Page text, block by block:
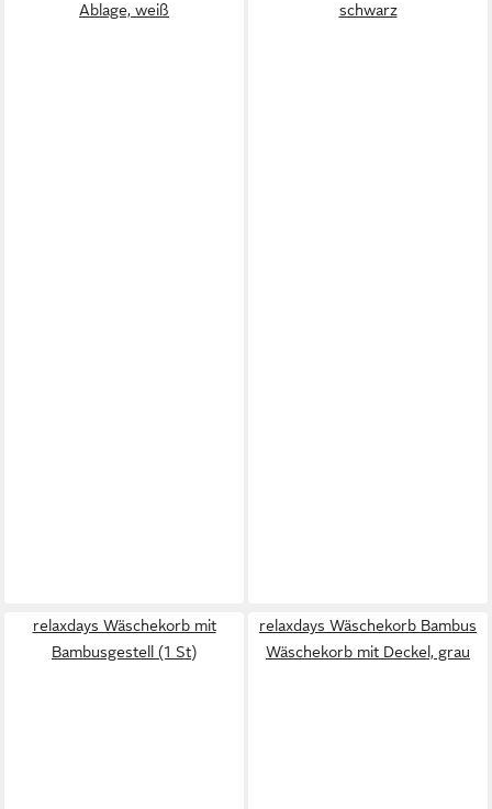
Ablage, weiß
schwarz
relaxdays Wäschekorb mit
Bambusgestell (1 St)
relaxdays Wäschekorb Bambus
Wäschekorb mit Deckel, grau